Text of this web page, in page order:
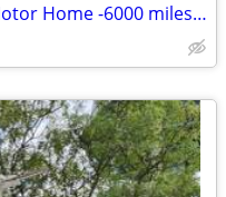
2005 DAMON INTRUDER 391 Motor Home -6000 miles- REPAIRABLE RV Camper